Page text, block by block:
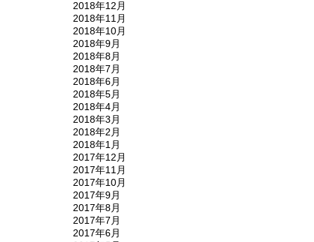
2018年12月
2018年11月
2018年10月
2018年9月
2018年8月
2018年7月
2018年6月
2018年5月
2018年4月
2018年3月
2018年2月
2018年1月
2017年12月
2017年11月
2017年10月
2017年9月
2017年8月
2017年7月
2017年6月